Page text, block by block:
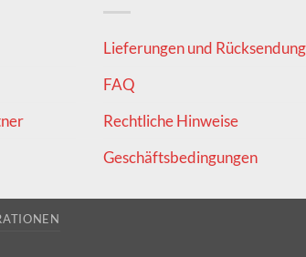
Lieferungen und
FAQ
Rechtliche Hinweise
Geschäftsbedingungen